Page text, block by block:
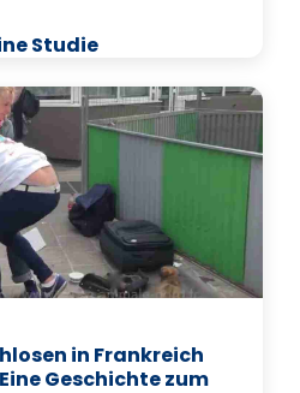
Studie
in Frankreich
Geschichte zum